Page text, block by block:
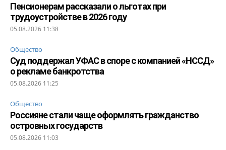
Пенсионерам рассказали о льготах при
трудоустройстве в 2026 году
05.08.2026 11:38
Общество
Суд поддержал УФАС в споре с компанией «НССД»
о рекламе банкротства
05.08.2026 11:25
Общество
Россияне стали чаще оформлять гражданство
островных государств
05.08.2026 11:03